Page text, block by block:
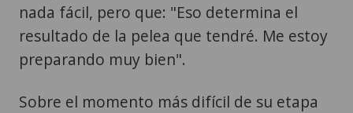
nada fácil, pero que: "Eso determina el
resultado de la pelea que tendré. Me estoy
preparando muy bien".
Sobre el momento más difícil de su etapa